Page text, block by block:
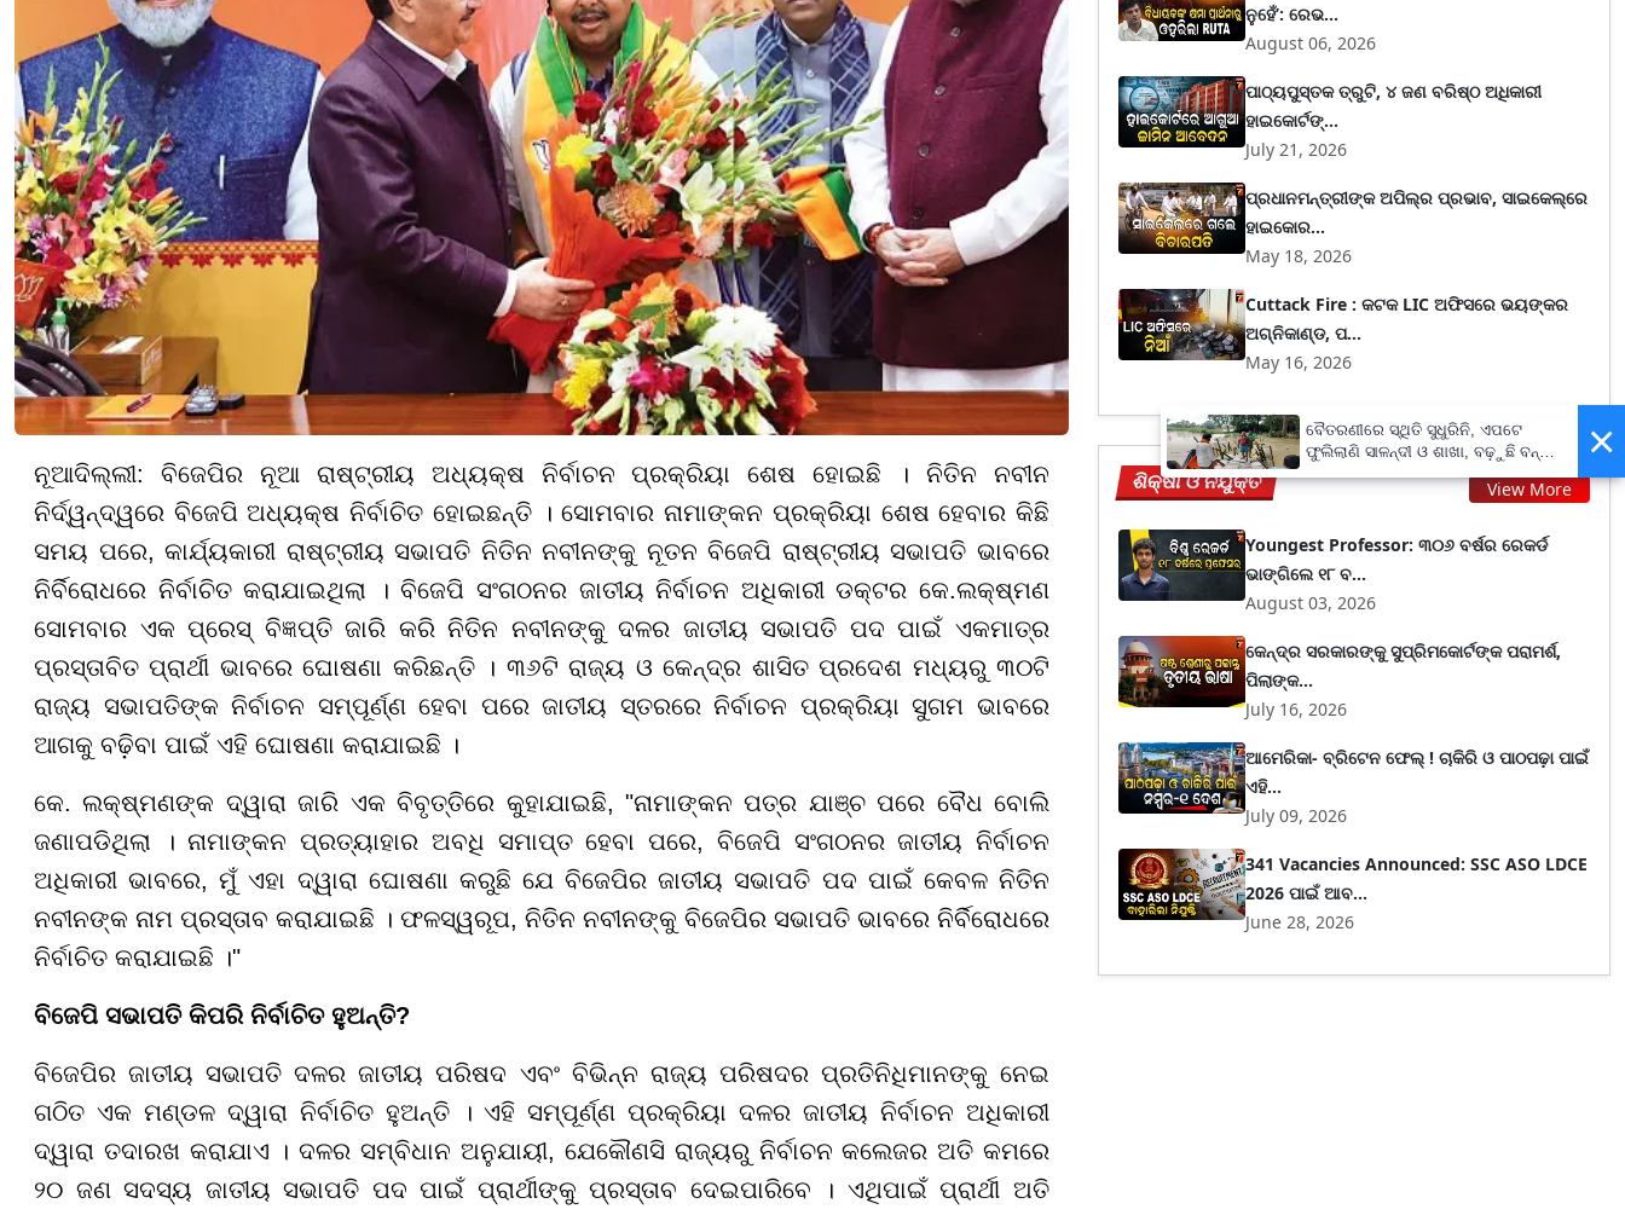
ନୂଆଦିଲ୍ଲୀ: ବିଜେପିର ନୂଆ ରାଷ୍ଟ୍ରୀୟ ଅଧ୍ୟକ୍ଷ ନିର୍ବାଚନ ପ୍ରକ୍ରିୟା ଶେଷ ହୋଇଛି । ନିତିନ ନବୀନ
ନିର୍ଦ୍ୱନ୍ଦ୍ୱରେ ବିଜେପି ଅଧ୍ୟକ୍ଷ ନିର୍ବାଚିତ ହୋଇଛନ୍ତି । ସୋମବାର ନାମାଙ୍କନ ପ୍ରକ୍ରିୟା ଶେଷ ହେବାର କିଛି
ସମୟ ପରେ, କାର୍ଯ୍ୟକାରୀ ରାଷ୍ଟ୍ରୀୟ ସଭାପତି ନିତିନ ନବୀନଙ୍କୁ ନୂତନ ବିଜେପି ରାଷ୍ଟ୍ରୀୟ ସଭାପତି ଭାବରେ
ନିର୍ବିରୋଧରେ ନିର୍ବାଚିତ କରାଯାଇଥିଲା । ବିଜେପି ସଂଗଠନର ଜାତୀୟ ନିର୍ବାଚନ ଅଧିକାରୀ ଡକ୍ଟର କେ.ଲକ୍ଷ୍ମଣ
ସୋମବାର ଏକ ପ୍ରେସ୍ ବିଜ୍ଞପ୍ତି ଜାରି କରି ନିତିନ ନବୀନଙ୍କୁ ଦଳର ଜାତୀୟ ସଭାପତି ପଦ ପାଇଁ ଏକମାତ୍ର
ପ୍ରସ୍ତାବିତ ପ୍ରାର୍ଥୀ ଭାବରେ ଘୋଷଣା କରିଛନ୍ତି । ୩୬ଟି ରାଜ୍ୟ ଓ କେନ୍ଦ୍ର ଶାସିତ ପ୍ରଦେଶ ମଧ୍ୟରୁ ୩୦ଟି
ରାଜ୍ୟ ସଭାପତିଙ୍କ ନିର୍ବାଚନ ସମ୍ପୂର୍ଣ୍ଣ ହେବା ପରେ ଜାତୀୟ ସ୍ତରରେ ନିର୍ବାଚନ ପ୍ରକ୍ରିୟା ସୁଗମ ଭାବରେ
ଆଗକୁ ବଢ଼ିବା ପାଇଁ ଏହି ଘୋଷଣା କରାଯାଇଛି ।
କେ. ଲକ୍ଷ୍ମଣଙ୍କ ଦ୍ୱାରା ଜାରି ଏକ ବିବୃତ୍ତିରେ କୁହାଯାଇଛି, "ନାମାଙ୍କନ ପତ୍ର ଯାଞ୍ଚ ପରେ ବୈଧ ବୋଲି
ଜଣାପଡିଥିଲା । ନାମାଙ୍କନ ପ୍ରତ୍ୟାହାର ଅବଧି ସମାପ୍ତ ହେବା ପରେ, ବିଜେପି ସଂଗଠନର ଜାତୀୟ ନିର୍ବାଚନ
ଅଧିକାରୀ ଭାବରେ, ମୁଁ ଏହା ଦ୍ୱାରା ଘୋଷଣା କରୁଛି ଯେ ବିଜେପିର ଜାତୀୟ ସଭାପତି ପଦ ପାଇଁ କେବଳ ନିତିନ
ନବୀନଙ୍କ ନାମ ପ୍ରସ୍ତାବ କରାଯାଇଛି । ଫଳସ୍ୱରୂପ, ନିତିନ ନବୀନଙ୍କୁ ବିଜେପିର ସଭାପତି ଭାବରେ ନିର୍ବିରୋଧରେ
ନିର୍ବାଚିତ କରାଯାଇଛି ।"
ବିଜେପି ସଭାପତି କିପରି ନିର୍ବାଚିତ ହୁଅନ୍ତି?
ବିଜେପିର ଜାତୀୟ ସଭାପତି ଦଳର ଜାତୀୟ ପରିଷଦ ଏବଂ ବିଭିନ୍ନ ରାଜ୍ୟ ପରିଷଦର ପ୍ରତିନିଧିମାନଙ୍କୁ ନେଇ
ଗଠିତ ଏକ ମଣ୍ଡଳ ଦ୍ୱାରା ନିର୍ବାଚିତ ହୁଅନ୍ତି । ଏହି ସମ୍ପୂର୍ଣ୍ଣ ପ୍ରକ୍ରିୟା ଦଳର ଜାତୀୟ ନିର୍ବାଚନ ଅଧିକାରୀ
ଦ୍ୱାରା ତଦାରଖ କରାଯାଏ । ଦଳର ସମ୍ବିଧାନ ଅନୁଯାୟୀ, ଯେକୌଣସି ରାଜ୍ୟରୁ ନିର୍ବାଚନ କଲେଜର ଅତି କମରେ
୨୦ ଜଣ ସଦସ୍ୟ ଜାତୀୟ ସଭାପତି ପଦ ପାଇଁ ପ୍ରାର୍ଥୀଙ୍କୁ ପ୍ରସ୍ତାବ ଦେଇପାରିବେ । ଏଥିପାଇଁ ପ୍ରାର୍ଥୀ ଅତି
ନୁହେଁ’: ରେଭ...
August 06, 2026
ପାଠ୍ୟପୁସ୍ତକ ତ୍ରୁଟି, ୪ ଜଣ ବରିଷ୍ଠ ଅଧିକାରୀ
ହାଇକୋର୍ଟଙ୍...
July 21, 2026
ପ୍ରଧାନମନ୍ତ୍ରୀଙ୍କ ଅପିଲ୍‌ର ପ୍ରଭାବ, ସାଇକେଲ୍‌ରେ
ହାଇକୋର...
May 18, 2026
Cuttack Fire : କଟକ LIC ଅଫିସରେ ଭୟଙ୍କର
ଅଗ୍ନିକାଣ୍ଡ, ପ...
May 16, 2026
ଶିକ୍ଷା ଓ ନିଯୁକ୍ତି View More
Youngest Professor: ୩୦୬ ବର୍ଷର ରେକର୍ଡ
ଭାଙ୍ଗିଲେ ୧୮ ବ...
August 03, 2026
କେନ୍ଦ୍ର ସରକାରଙ୍କୁ ସୁପ୍ରିମକୋର୍ଟଙ୍କ ପରାମର୍ଶ,
ପିଲାଙ୍କ...
July 16, 2026
ଆମେରିକା- ବ୍ରିଟେନ ଫେଲ୍ ! ଚାକିରି ଓ ପାଠପଢ଼ା ପାଇଁ
ଏହି...
July 09, 2026
341 Vacancies Announced: SSC ASO LDCE
2026 ପାଇଁ ଆବ...
June 28, 2026
×
ବୈତରଣୀରେ ସ୍ଥିତି ସୁଧୁରିନି, ଏପଟେ
ଫୁଲିଲାଣି ସାଳନ୍ଦୀ ଓ ଶାଖା, ବଢ଼ୁଛି ବନ୍ୟା
ଭୟ